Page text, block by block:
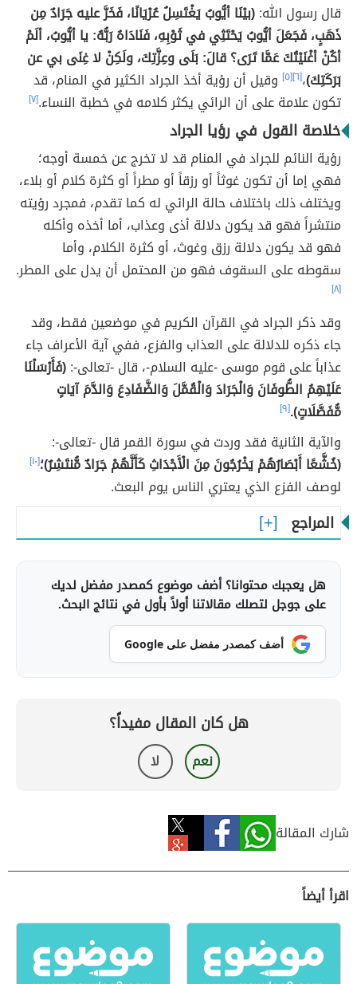
قال رسول الله:(بيْنَا أيُّوبُ يَغْتَسِلُ عُرْيَانًا، فَخَرَّ عليه جَرَادٌ مِن
ذَهَبٍ، فَجَعَلَ أيُّوبُ يَحْتَثِي في ثَوْبِهِ، فَنَادَاهُ رَبُّهُ: يا أيُّوبُ، ألَمْ
أكُنْ أغْنَيْتُكَ عَمَّا تَرَى؟ قالَ: بَلَى وعِزَّتِكَ، ولَكِنْ لا غِنَى بي عن
بَرَكَتِكَ)،[٦] [٥]
وقيل أن رؤية أخذ الجراد الكثير في المنام، قد
تكون علامة على أن الرائي يكثر كلامه في خطبة النساء.[٧]
خلاصة القول في رؤيا الجراد
رؤية النائم للجراد في المنام قد لا تخرج عن خمسة أوجه؛
فهي إما أن تكون غوثاً أو رزقاً أو مطراً أو كثرة كلام أو بلاء،
ويختلف ذلك باختلاف حالة الرائي له كما تقدم، فمجرد رؤيته
منتشراً فهو قد يكون دلالة أذى وعذاب، أما أخذه وأكله
فهو قد يكون دلالة رزق وغوث، أو كثرة الكلام، وأما
سقوطه على السقوف فهو من المحتمل أن يدل على المطر.
[٨]
وقد ذكر الجراد في القرآن الكريم في موضعين فقط، وقد
جاء ذكره للدلالة على العذاب والفزع، ففي آية الأعراف جاء
عذاباً على قوم موسى -عليه السلام-، قال -تعالى-:(فَأَرْسَلْنَا
عَلَيْهِمُ الطُّوفَانَ وَالْجَرَادَ وَالْقُمَّلَ وَالضَّفَادِعَ وَالدَّمَ آيَاتٍ
مُّفَصَّلَاتٍ).[٩]
والآية الثانية فقد وردت في سورة القمر قال -تعالى-:
(خُشَّعًا أَبْصَارُهُمْ يَخْرُجُونَ مِنَ الْأَجْدَاثِ كَأَنَّهُمْ جَرَادٌ مُّنتَشِرٌ)؛[١٠]
لوصف الفزع الذي يعتري الناس يوم البعث.
المراجع
هل يعجبك محتوانا؟ أضف موضوع كمصدر مفضل لديك
على جوجل لتصلك مقالاتنا أولاً بأول في نتائج البحث.
أضف كمصدر مفضل على Google
هل كان المقال مفيداً؟
نعم لا
شارك المقالة
اقرأ أيضاً